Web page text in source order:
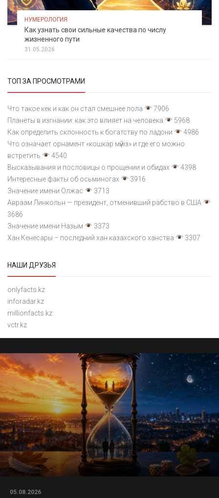
НУМЕРОЛОГИЯ
Как узнать свои сильные качества по числу
жизненного пути
31.05.2026
ТОП ЗА ПРОСМОТРАМИ
Что такое кек и как он стал смешнее лола
7906
Планеты в изгнании: как это влияет на человека
5968
Как определить склонность к богатству по ладони
4986
Что означает орнамент «кошкар мүйіз» и где его можно
встретить
4540
Высказывания и пословицы о прощении и обидах
4398
Интересные факты об осьминогах
3916
Значение имени Олжас
3713
Авраам Линкольн — президент, отменивший рабство в США
3686
Значение имени Назым
3373
Хан Кенесары – последний хан казахского ханства
3307
НАШИ ДРУЗЬЯ
onlyfacts.kz
inforadar.kz
millionfacts.kz
vctr.kz
05.08.2026